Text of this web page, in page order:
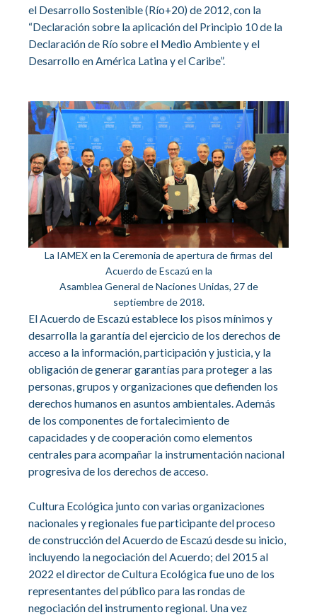
el Desarrollo Sostenible (Río+20) de 2012, con la
“Declaración sobre la aplicación del Principio 10 de la
Declaración de Río sobre el Medio Ambiente y el
Desarrollo en América Latina y el Caribe”.
La IAMEX en la Ceremonia de apertura de firmas del
Acuerdo de Escazú en la
Asamblea General de Naciones Unidas, 27 de
septiembre de 2018.
El Acuerdo de Escazú establece los pisos mínimos y
desarrolla la garantía del ejercicio de los derechos de
acceso a la información, participación y justicia, y la
obligación de generar garantías para proteger a las
personas, grupos y organizaciones que defienden los
derechos humanos en asuntos ambientales. Además
de los componentes de fortalecimiento de
capacidades y de cooperación como elementos
centrales para acompañar la instrumentación nacional
progresiva de los derechos de acceso.
Cultura Ecológica junto con varias organizaciones
nacionales y regionales fue participante del proceso
de construcción del Acuerdo de Escazú desde su inicio,
incluyendo la negociación del Acuerdo; del 2015 al
2022 el director de Cultura Ecológica fue uno de los
representantes del público para las rondas de
negociación del instrumento regional. Una vez